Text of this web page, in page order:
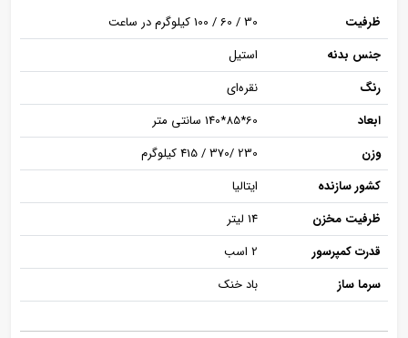
ظرفیت
30 / 60 / 100 کیلوگرم در ساعت
جنس بدنه
استیل
رنگ
نقره‌ای
ابعاد
60*85*140 سانتی متر
وزن
230 /370 / 415 کیلوگرم
کشور سازنده
ایتالیا
ظرفیت مخزن
14 لیتر
قدرت کمپرسور
2 اسب
سرما ساز
باد خنک